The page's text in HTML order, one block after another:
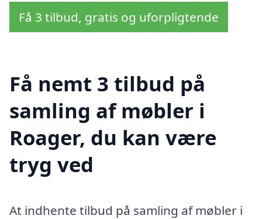
Få 3 tilbud, gratis og uforpligtende
Få nemt 3 tilbud på
samling af møbler i
Roager, du kan være
tryg ved
At indhente tilbud på samling af møbler i